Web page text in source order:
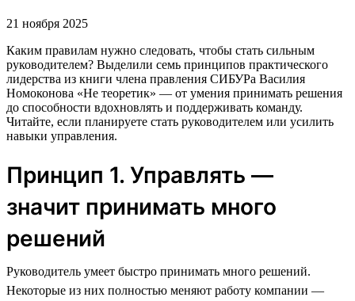
21 ноября 2025
Каким правилам нужно следовать, чтобы стать сильным
руководителем? Выделили семь принципов практического
лидерства из книги члена правления СИБУРа Василия
Номоконова «Не теоретик» — от умения принимать решения
до способности вдохновлять и поддерживать команду.
Читайте, если планируете стать руководителем или усилить
навыки управления.
Принцип 1. Управлять —
значит принимать много
решений
Руководитель умеет быстро принимать много решений.
Некоторые из них полностью меняют работу компании —